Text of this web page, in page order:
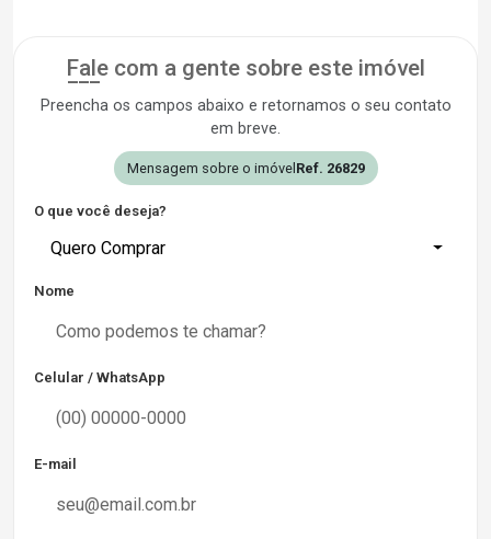
Fale com a gente sobre este imóvel
Preencha os campos abaixo e retornamos o seu contato
em breve.
Mensagem sobre o imóvelRef. 26829
O que você deseja?
Quero Comprar
Nome
Celular / WhatsApp
E-mail